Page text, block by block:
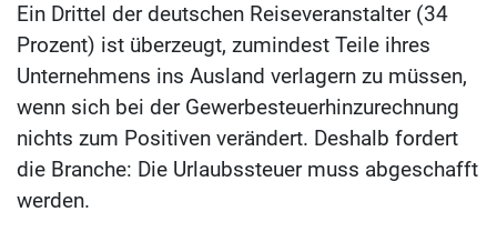
Ein Drittel der deutschen Reiseveranstalter (34
Prozent) ist überzeugt, zumindest Teile ihres
Unternehmens ins Ausland verlagern zu müssen,
wenn sich bei der Gewerbesteuerhinzurechnung
nichts zum Positiven verändert. Deshalb fordert
die Branche: Die Urlaubssteuer muss abgeschafft
werden.